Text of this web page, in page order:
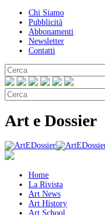
Chi Siamo
Pubblicità
Abbonamenti
Newsletter
Contatti
Art e Dossier
Home
La Rivista
Art News
Art History
Art School